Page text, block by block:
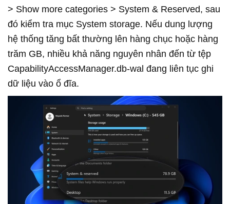
> Show more categories > System & Reserved, sau
đó kiểm tra mục System storage. Nếu dung lượng
hệ thống tăng bất thường lên hàng chục hoặc hàng
trăm GB, nhiều khả năng nguyên nhân đến từ tệp
CapabilityAccessManager.db-wal đang liên tục ghi
dữ liệu vào ổ đĩa.